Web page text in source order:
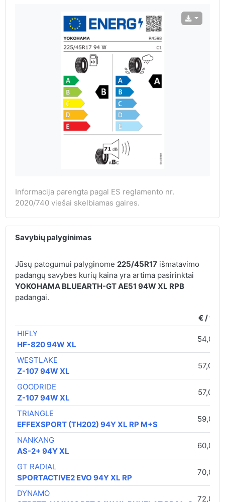
Informacija parengta pagal ES reglamento nr.
2020/740 viešai skelbiamas gaires.
Savybių palyginimas
Jūsų patogumui palyginome 225/45R17išmatavimo
padangų savybes kurių kaina yra artima pasirinktai
YOKOHAMA BLUEARTH-GT AE51 94W XL RPB
padangai.
€ / vnt.
HIFLY
HF-820 94W XL
54,00 €
WESTLAKE
Z-107 94W XL
57,00 €
GOODRIDE
Z-107 94W XL
57,00 €
TRIANGLE
EFFEXSPORT (TH202) 94Y XL RP M+S
59,00 €
NANKANG
AS-2+ 94Y XL
60,00 €
GT RADIAL
SPORTACTIVE2 EVO 94Y XL RP
70,00 €
DYNAMO
72,00 €